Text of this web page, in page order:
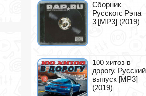
Сборник
Русского Рэпа
3 [MP3] (2019)
100 хитов в
дорогу. Русский
выпуск [MP3]
(2019)